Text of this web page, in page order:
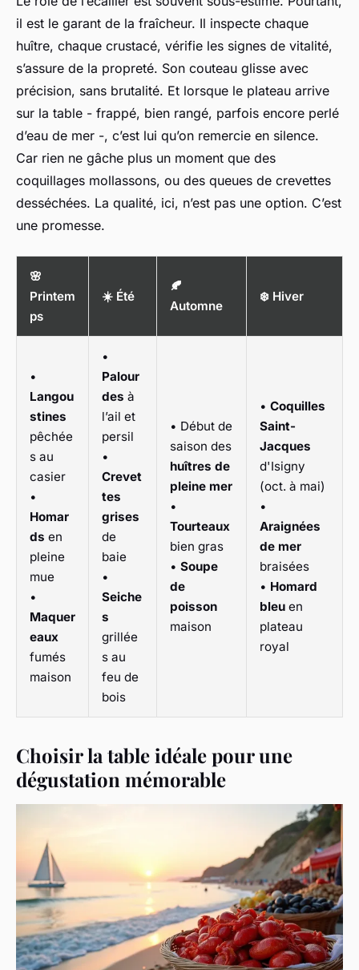
il est le garant de la fraîcheur. Il inspecte chaque
huître, chaque crustacé, vérifie les signes de vitalité,
s’assure de la propreté. Son couteau glisse avec
précision, sans brutalité. Et lorsque le plateau arrive
sur la table - frappé, bien rangé, parfois encore perlé
d’eau de mer -, c’est lui qu’on remercie en silence.
Car rien ne gâche plus un moment que des
coquillages mollassons, ou des queues de crevettes
desséchées. La qualité, ici, n’est pas une option. C’est
une promesse.
🌸
Printem
ps
☀️ Été
🍂
Automne
❄️ Hiver
•
Langou
stines
pêchée
s au
casier
•
Homar
ds en
pleine
mue
•
Maquer
eaux
fumés
maison
•
Palour
des à
l’ail et
persil
•
Crevet
tes
grises
de
baie
•
Seiche
s
grillée
s au
feu de
bois
• Début de
saison des
huîtres de
pleine mer
•
Tourteaux
bien gras
• Soupe
de
poisson
maison
• Coquilles
Saint-
Jacques
d'Isigny
(oct. à mai)
•
Araignées
de mer
braisées
• Homard
bleu en
plateau
royal
Choisir la table idéale pour une
dégustation mémorable